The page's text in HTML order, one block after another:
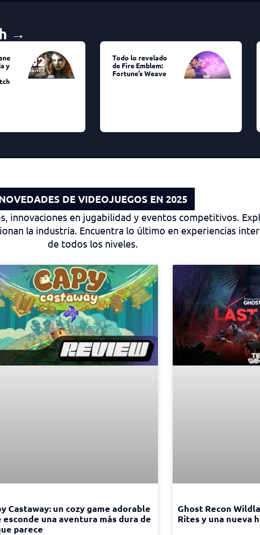
→
y
Todo lo revelado
de Fire Emblem:
Fortune’s Weave
DE VIDEOJUEGOS EN 2025
innovaciones en jugabilidad y eventos competitivos.
la industria. Encuentra lo último en experiencias
de todos los niveles.
Castaway: un cozy game adorable
esconde una aventura más dura de
parece
Ghost Recon
Rites y una nueva